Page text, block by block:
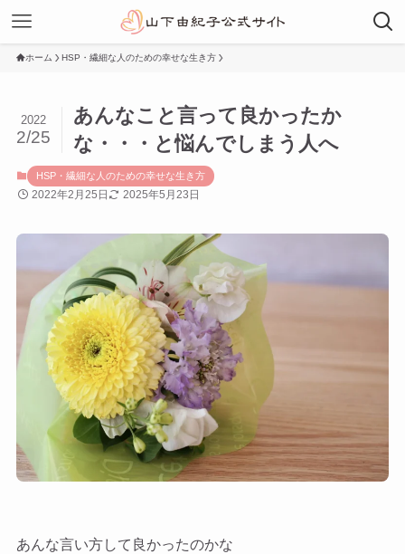
ホーム HSP・繊細な人のための幸せな生き方
あんなこと言って良かったか
な・・・と悩んでしまう人へ
2022
2/25
HSP・繊細な人のための幸せな生き方
2022年2月25日 2025年5月23日
あんな言い方して良かったのかな